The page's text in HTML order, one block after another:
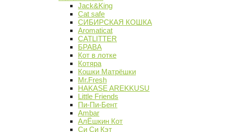
Jack&King
Cat safe
СИБИРСКАЯ КОШКА
Aromaticat
CATLITTER
БРАВА
Кот в лотке
Котяра
Кошки Матрёшки
Mr.Fresh
HAKASE AREKKUSU
Little Friends
Пи-Пи-Бент
Ambar
АлЁшкин Кот
Си Си Кэт